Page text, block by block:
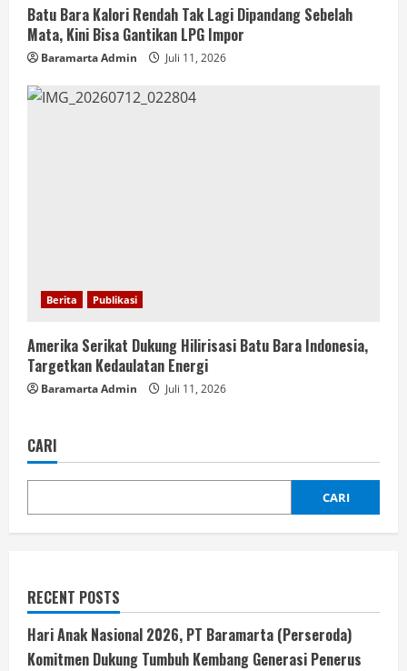
Batu Bara Kalori Rendah Tak Lagi Dipandang Sebelah
Mata, Kini Bisa Gantikan LPG Impor
Baramarta Admin Juli 11, 2026
Berita Publikasi
Amerika Serikat Dukung Hilirisasi Batu Bara Indonesia,
Targetkan Kedaulatan Energi
Baramarta Admin Juli 11, 2026
CARI
CARI
RECENT POSTS
Hari Anak Nasional 2026, PT Baramarta (Perseroda)
Komitmen Dukung Tumbuh Kembang Generasi Penerus